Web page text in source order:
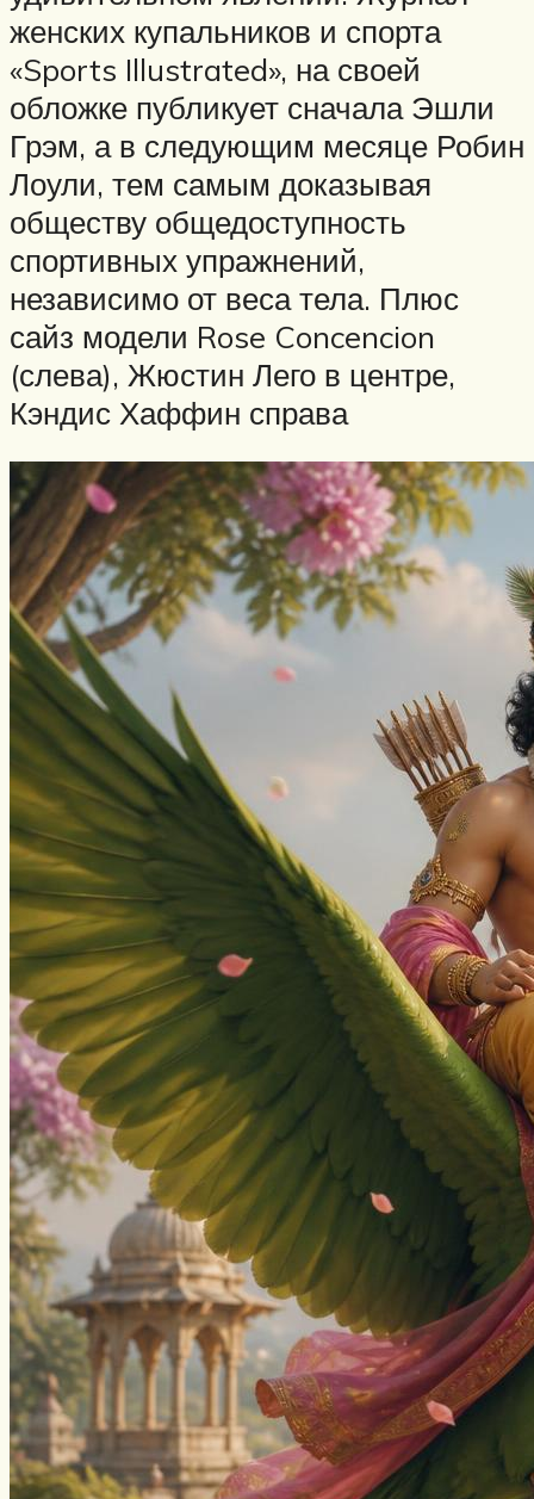
женских купальников и спорта
«Sports Illustrated», на своей
обложке публикует сначала Эшли
Грэм, а в следующим месяце Робин
Лоули, тем самым доказывая
обществу общедоступность
спортивных упражнений,
независимо от веса тела. Плюс
сайз модели Rose Concencion
(слева), Жюстин Лего в центре,
Кэндис Хаффин справа